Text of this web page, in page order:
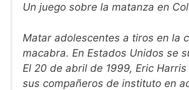
Un juego sobre la matanza en
Matar adolescentes a tiros en la
macabra. En Estados Unidos se
El 20 de abril de 1999, Eric
sus compañeros de instituto en